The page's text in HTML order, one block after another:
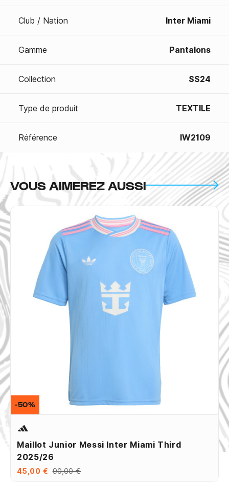
Club / Nation Inter Miami
Gamme Pantalons
Collection SS24
Type de produit TEXTILE
Référence IW2109
VOUS AIMEREZ AUSSI
Maillot Junior Messi Inter Miami Third
2025/26
45,00 € 90,00 €
-50%